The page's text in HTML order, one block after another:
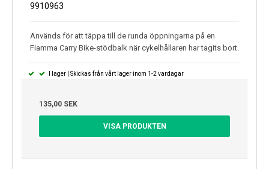
9910963
Används för att täppa till de runda öppningarna på en
Fiamma Carry Bike-stödbalk när cykelhållaren har tagits bort.
I lager | Skickas från vårt lager inom 1-2 vardagar
135,00 SEK
VISA PRODUKTEN